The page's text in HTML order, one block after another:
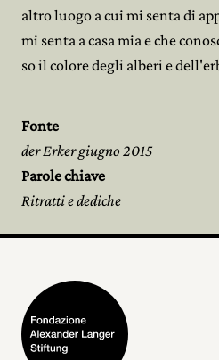
altro luogo a cui mi senta di
mi senta a casa mia e che
so il colore degli alberi e
Fonte
der Erker giugno 2015
Parole chiave
Ritratti e dediche